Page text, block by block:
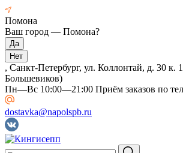
Помона
Ваш город — Помона?
, Санкт-Петербург, ул. Коллонтай, д. 30 к.
Большевиков)
Пн—Вс 10:00—21:00 Приём заказов по
dostavka@napolspb.ru